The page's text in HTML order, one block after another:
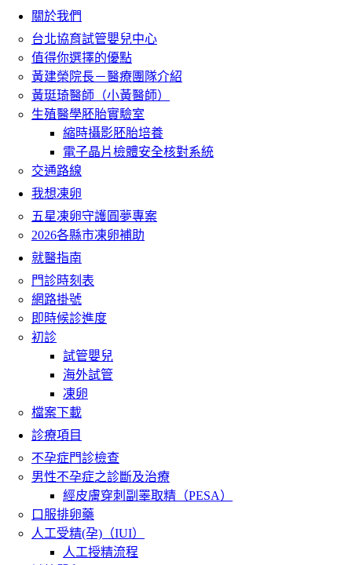
關於我們
台北協育試管嬰兒中心
值得你選擇的優點
黃建榮院長－醫療團隊介紹
黃珽琦醫師（小黃醫師）
生殖醫學胚胎實驗室
縮時攝影胚胎培養
電子晶片檢體安全核對系統
交通路線
我想凍卵
五星凍卵守護圓夢專案
2026各縣市凍卵補助
就醫指南
門診時刻表
網路掛號
即時候診進度
初診
試管嬰兒
海外試管
凍卵
檔案下載
診療項目
不孕症門診檢查
男性不孕症之診斷及治療
經皮膚穿刺副睪取精（PESA）
口服排卵藥
人工受精(孕)（IUI）
人工授精流程